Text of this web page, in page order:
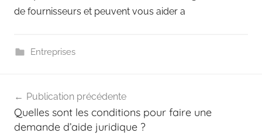
de fournisseurs et peuvent vous aider a
Entreprises
de
l’article
Publication précédente
Quelles sont les conditions pour faire une
demande d’aide juridique ?